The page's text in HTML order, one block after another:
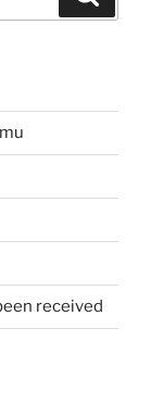
received